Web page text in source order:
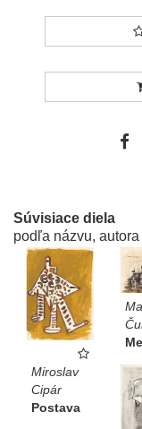
Súvisiace diela
podľa názvu, autora
Miroslav
Cipár
Postava